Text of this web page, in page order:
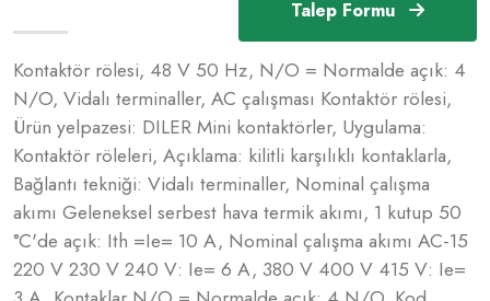
Talep Formu
Kontaktör rölesi, 48 V 50 Hz, N/O = Normalde açık: 4
N/O, Vidalı terminaller, AC çalışması Kontaktör rölesi,
Ürün yelpazesi: DILER Mini kontaktörler, Uygulama:
Kontaktör röleleri, Açıklama: kilitli karşılıklı kontaklarla,
Bağlantı tekniği: Vidalı terminaller, Nominal çalışma
akımı Geleneksel serbest hava termik akımı, 1 kutup 50
°C'de açık: Ith =Ie= 10 A, Nominal çalışma akımı AC-15
220 V 230 V 240 V: Ie= 6 A, 380 V 400 V 415 V: Ie=